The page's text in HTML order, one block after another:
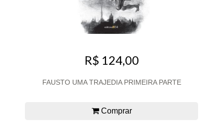
R$ 124,00
FAUSTO UMA TRAJEDIA PRIMEIRA PARTE
Comprar